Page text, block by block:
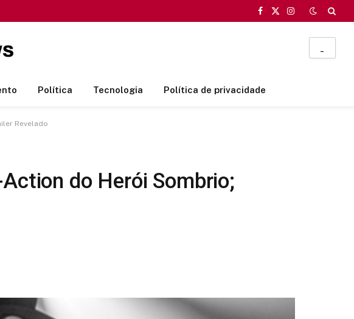
Facebook
X
Instagram
Política Tecnologia Política de privacidade
Revelado
do Herói Sombrio;